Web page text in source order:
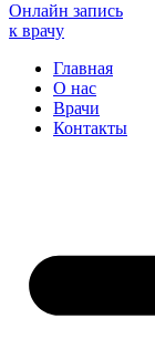
Онлайн запись
к врачу
Главная
О нас
Врачи
Контакты